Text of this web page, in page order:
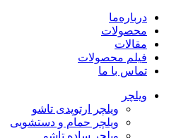
درباره‌ما
محصولات
مقالات
فیلم محصولات
تماس با ما
ویلچر
ویلچر ارتوپدی تاشو
ویلچر حمام و دستشویی
ویلچر ساده تاشو